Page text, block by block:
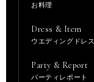
お料理
Dress & Item
ウエディングドレス
Party & Report
パーティレポート